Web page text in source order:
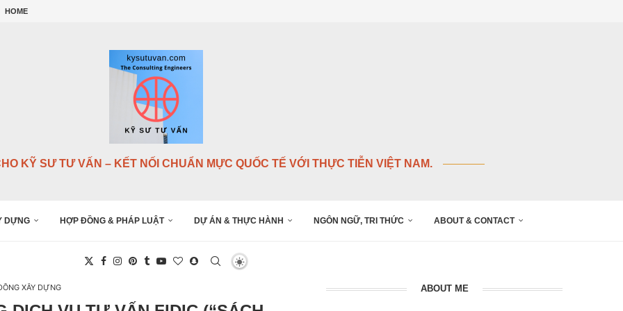
HOME
KỸ SƯ TƯ VẤN – KẾT NỐI CHUẨN MỰC QUỐC TẾ VỚI THỰC TIỄN VIỆT NAM.
DỰNG HỢP ĐỒNG & PHÁP LUẬT DỰ ÁN & THỰC HÀNH NGÔN NGỮ, TRI THỨC ABOUT & CONTACT
XÂY DỰNG ABOUT ME